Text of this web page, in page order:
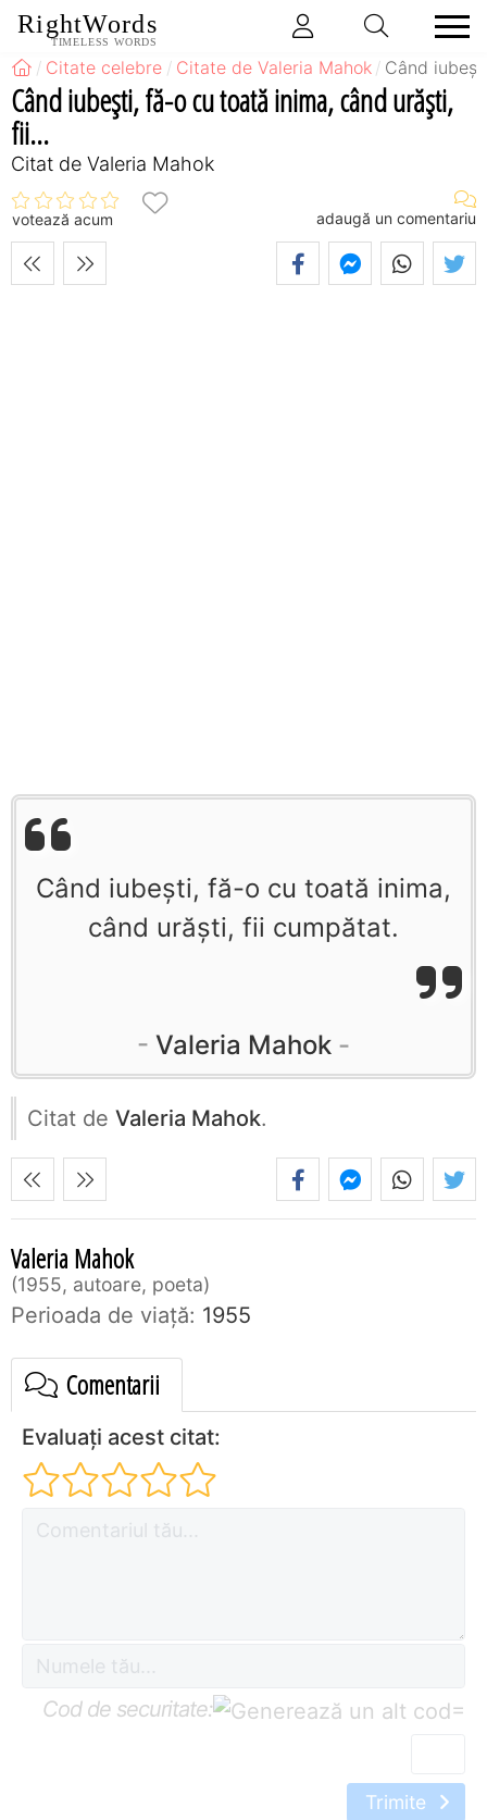
RightWords
TIMELESS WORDS
Citate celebre Citate de Valeria Mahok Când
Când iubeşti, fă-o cu toată inima, când urăşti,
fii...
Citat de Valeria Mahok
votează acum adaugă un comentariu
Când iubeşti, fă-o cu toată inima,
când urăşti, fii cumpătat.
Valeria Mahok
Citat de Valeria Mahok.
Valeria Mahok
1955, autoare, poeta
Perioada de viaţă: 1955
Comentarii
Evaluați acest citat:
Cod de securitate: =
Trimite